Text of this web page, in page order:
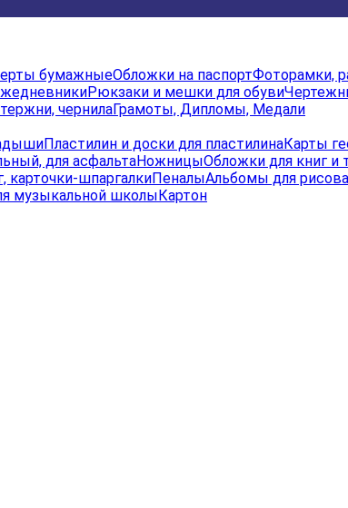
бумажныеОбложки на паспортФоторамки,
Рюкзаки и мешки для обуви
чернилаГрамоты, Дипломы, Медали
Пластилин и доски для пластилинаКарты
для асфальтаНожницыОбложки для книг и
карточки-шпаргалкиПеналыАльбомы для
музыкальной школыКартон